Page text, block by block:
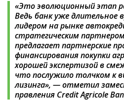
«Это эволюционный этап
Ведь банк уже длительное
лидером на рынке
стратегическим
предлагает партнерские
финансирования покупки
хорошей экспертизой в
что послужило толчком к
лизинга», — отметил
правления Credit Agricole